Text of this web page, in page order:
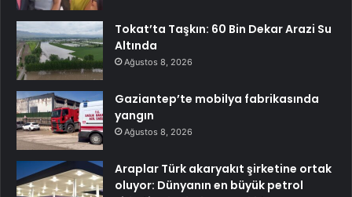
Tokat’ta Taşkın: 60 Bin Dekar Arazi Su
Altında
Ağustos 8, 2026
Gaziantep’te mobilya fabrikasında
yangın
Ağustos 8, 2026
Araplar Türk akaryakıt şirketine ortak
oluyor: Dünyanın en büyük petrol